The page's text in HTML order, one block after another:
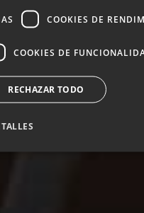
COOKIES DE
COOKIES DE
RECHAZAR TODO